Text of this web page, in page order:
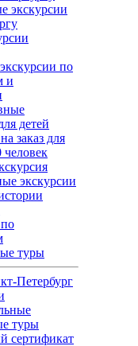
экскурсии
по
и
детей
заказ для
человек
экскурсии
туры
Петербург
туры
сертификат